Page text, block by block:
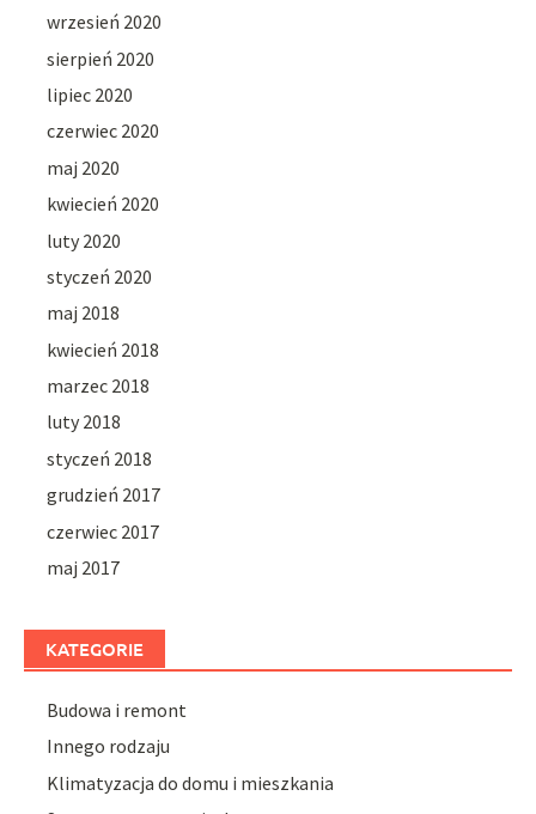
wrzesień 2020
sierpień 2020
lipiec 2020
czerwiec 2020
maj 2020
kwiecień 2020
luty 2020
styczeń 2020
maj 2018
kwiecień 2018
marzec 2018
luty 2018
styczeń 2018
grudzień 2017
czerwiec 2017
maj 2017
KATEGORIE
Budowa i remont
Innego rodzaju
Klimatyzacja do domu i mieszkania